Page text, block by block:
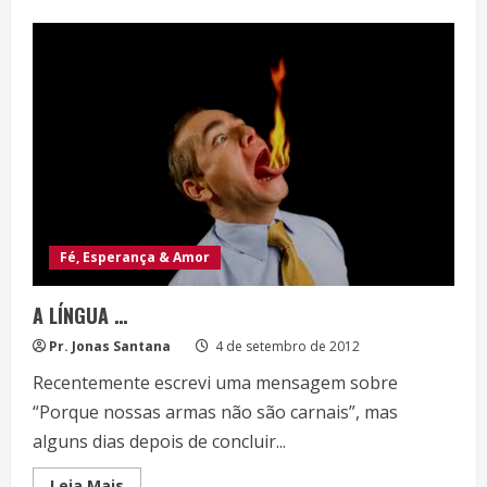
Fé, Esperança & Amor
A LÍNGUA …
Pr. Jonas Santana 4 de setembro de 2012
Recentemente escrevi uma mensagem sobre
“Porque nossas armas não são carnais”, mas
alguns dias depois de concluir...